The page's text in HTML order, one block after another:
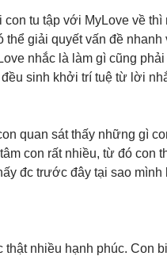
tu tập với MyLove về thì
giải quyết vấn đề nhanh
nhắc là làm gì cũng
sinh khởi trí tuệ từ lời
quan sát thấy những gì
con rất nhiều, từ đó con
đc trước đây tại sao mình
nhiều hạnh phúc. Con